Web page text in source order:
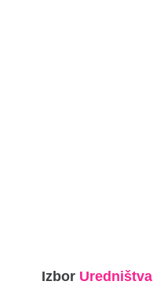
Izbor Uredništva